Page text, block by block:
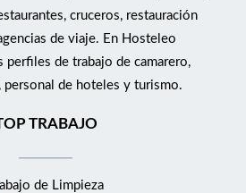
cruceros, restauración
de viaje. En Hosteleo
perfiles de trabajo de camarero,
personal de hoteles y turismo.
TRABAJO
de Limpieza